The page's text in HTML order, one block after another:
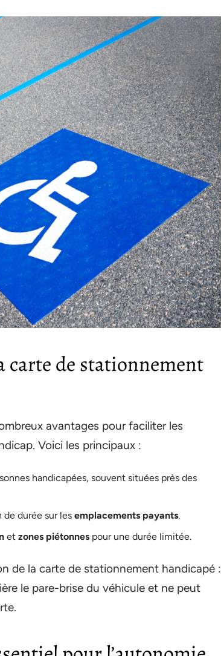
carte de stationnement
avantages pour faciliter les
Voici les principaux :
handicapées, souvent situées près des
durée sur les emplacements payants.
et zones piétonnes pour une durée limitée.
de la carte de stationnement handicapé :
le pare-brise du véhicule et ne peut